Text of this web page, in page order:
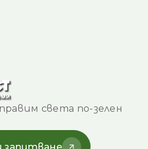
правим света по-зелен